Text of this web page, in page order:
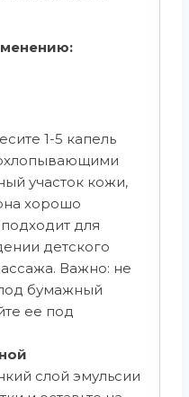
1-5 капель
участок кожи,
хорошо
для
детского
Важно: не
бумажный
ее под
слой эмульсии